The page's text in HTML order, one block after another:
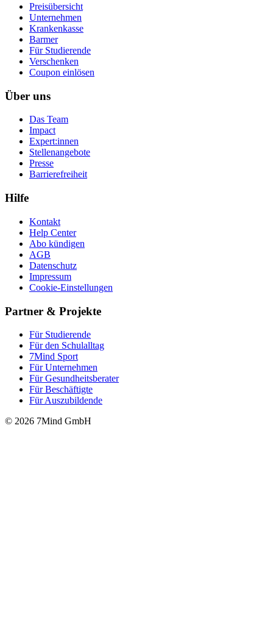
Preisübersicht
Unternehmen
Krankenkasse
Barmer
Für Studierende
Ver­schen­ken
Coupon einlösen
Über uns
Das Team
Impact
Expert:innen
Stellenangebote
Presse
Barrierefreiheit
Hilfe
Kontakt
Help Center
Abo kündigen
AGB
Datenschutz
Impressum
Cookie-Einstellungen
Partner & Projekte
Für Stu­die­rende
Für den Schulalltag
7Mind Sport
Für Unter­neh­men
Für Gesund­heits­be­ra­ter
Für Beschäftigte
Für Auszubildende
© 2026 7Mind GmbH